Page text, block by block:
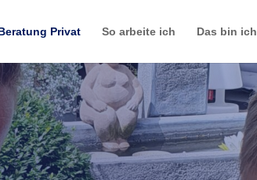
Privat So arbeite ich Das bin ich